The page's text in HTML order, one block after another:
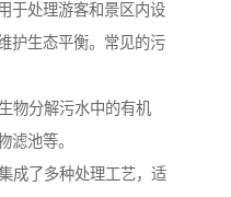
于处理游客和景区内设
护生态平衡。常见的污
物分解污水中的有机
滤池等。
成了多种处理工艺，适